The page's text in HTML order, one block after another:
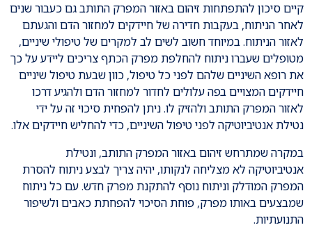
קיים סיכון להתפתחות זיהום באזור המפרק התותב גם כעבור שנים
לאחר הניתוח, בעקבות חדירה של חיידקים למחזור הדם והגעתם
לאזור הניתוח. במיוחד חשוב לשים לב למקרים של טיפולי שיניים,
מטופלים שעברו ניתוח להחלפת מפרק הכתף צריכים ליידע על כך
את רופא השיניים שלהם לפני כל טיפול, כוון שבעת טיפול שיניים
חיידקים המצויים בפה עלולים לחדור למחזור הדם ולהגיע דרכו
לאזור המפרק התותב ולהזיק לו. ניתן להפחית סיכוי זה על ידי
נטילת אנטיביוטיקה לפני טיפול השיניים, כדי להחליש חיידקים אלו.
במקרה שמתרחש זיהום באזור המפרק התותב, ונטילת
אנטיביוטיקה לא מצליחה לנקותו, יהיה צריך לבצע ניתוח להסרת
המפרק המודלק וניתוח נוסף להתקנת מפרק חדש. עם כל ניתוח
שמבצעים באותו מפרק, פוחת הסיכוי להפחתת כאבים ולשיפור
התנועתיות.